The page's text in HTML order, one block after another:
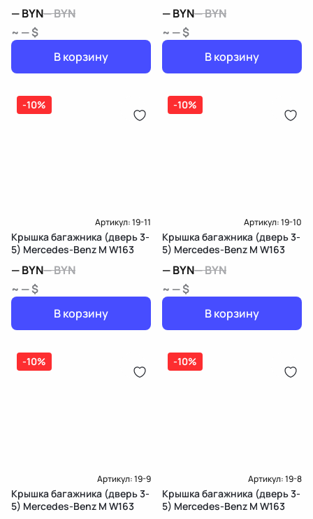
—BYN—BYN
~ — $
В корзину
—BYN—BYN
~ — $
В корзину
-10%
Артикул:19-11
Крышка багажника (дверь 3-
5) Mercedes-Benz M W163
—BYN—BYN
~ — $
В корзину
-10%
Артикул:19-10
Крышка багажника (дверь 3-
5) Mercedes-Benz M W163
—BYN—BYN
~ — $
В корзину
-10%
Артикул:19-9
Крышка багажника (дверь 3-
5) Mercedes-Benz M W163
-10%
Артикул:19-8
Крышка багажника (дверь 3-
5) Mercedes-Benz M W163